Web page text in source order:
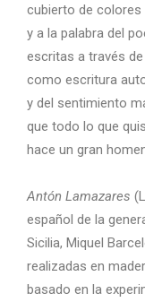
cubierto de colores
y a la palabra del
escritas a través
como escritura
y del sentimiento
que todo lo que
hace un gran
Antón Lamazares
español de la
Sicilia, Miquel
realizadas en
basado en la